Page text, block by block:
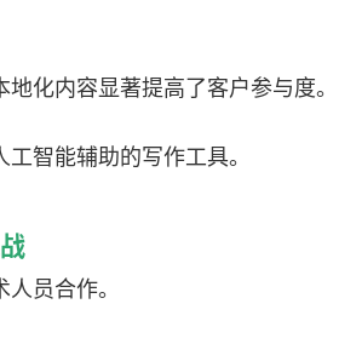
化内容显著提高了客户参与度。
智能辅助的写作工具。
员合作。